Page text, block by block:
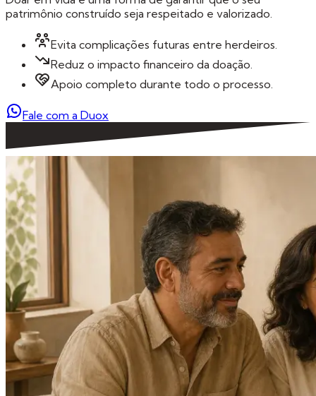
patrimônio construído seja respeitado e valorizado.
Evita complicações futuras entre herdeiros.
Reduz o impacto financeiro da doação.
Apoio completo durante todo o processo.
Fale com a Duox